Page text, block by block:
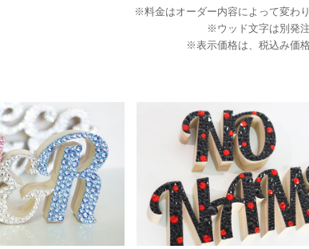
※料金はオーダー内容によって変わり
※ウッド文字は別発注
※表示価格は、税込み価格